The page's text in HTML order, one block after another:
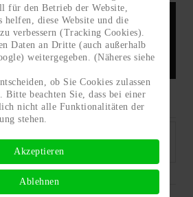
Auffach
für den Betrieb der Website,
helfen, diese Website und die
verbessern (Tracking Cookies).
Daten an Dritte (auch außerhalb
weitergegeben. (Näheres siehe
ob Sie Cookies zulassen
Bitte beachten Sie, dass bei einer
nicht alle Funktionalitäten der
stehen.
Akzeptieren
Ablehnen